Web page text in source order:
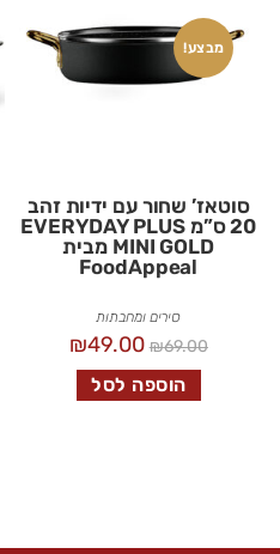
מבצע!
סוטאז’ שחור עם ידיות זהב
20 ס”מ EVERYDAY PLUS
MINI GOLD מבית
FoodAppeal
סירים ומחבתות
₪69.00
₪49.00
הוספה לסל